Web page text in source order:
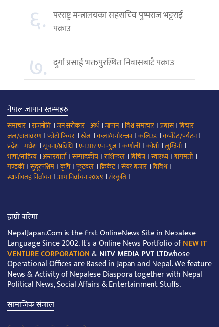
६. परराष्ट्र मन्त्रालयका सहसचिव पुष्पराज भट्टराई
पक्राउ
७. दुर्गा प्रसाईं भक्तपुरस्थित निवासबाटै पक्राउ
नेपाल जापान स्तम्भहरु
समाचार ।राजनीति ।जन सरोकार ।अर्थ।जापान।विश्व समाचार ।प्रबास।बिचार ।
जल/वातावरण ।फोटो फिचर ।खेल ।कला/मनोरन्जन।कलिउड।कर्पोरेट/पर्यटन।
प्रदेश।मधेश।सूचना/प्रविधि।एन आर एन न्युज।कर्णाली।कोशी।लुम्बिनी।
भाषा/साहित्य ।अन्तरवार्ता।सम्पादकीय ।राशिफल ।बिचित्र।स्वास्थ्य ।बागमती।
गण्डकी।सुदूरपश्चिम ।कृषि।फूटबल ।क्रिकेट।सेयर बजार ।विविध।
स्थानीयतह निर्वाचन।आम निर्वाचन २०७९ ।संस्कृति ।
हाम्रो बारेमा
NepalJapan.Com is the first OnlineNews Site in Nepalese
Language Since 2002. It's a Online News Portfolio ofNEW IT
VENTURE CORPORATION&NITV MEDIA PVT LTDwhose
Operational Offices are Based in Japan and Nepal. We feature
News & Activity of Nepalese Diaspora together with Nepal
Political News, Social Affairs & Entertainment Stuffs.
सामाजिक संजाल